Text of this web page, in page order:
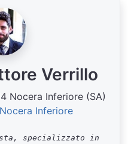
Verrillo
Nocera Inferiore (SA)
Inferiore
specializzato in